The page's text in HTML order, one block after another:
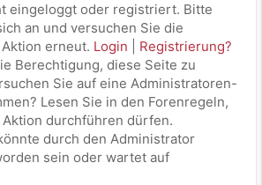
eingeloggt oder registriert. Bitte
an und versuchen Sie die
erneut. Login
Registrierung?
Berechtigung, diese Seite zu
Sie auf eine Administratoren-
Lesen Sie in den Forenregeln,
durchführen dürfen.
durch den Administrator
sein oder wartet auf